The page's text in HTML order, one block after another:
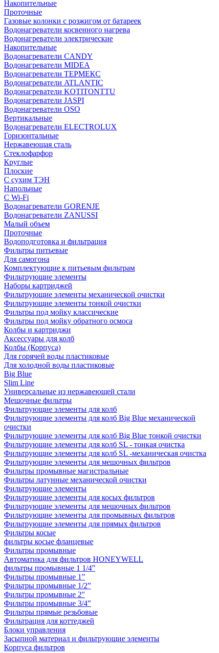
Накопительные
Проточные
Газовые колонки с розжигом от батареек
Водонагреватели косвенного нагрева
Водонагреватели электрические
Накопительные
Водонагреватели CANDY
Водонагреватели MIDEA
Водонагреватели ТЕРМЕКС
Водонагреватели ATLANTIC
Водонагреватели KOTITONTTU
Водонагреватели JASPI
Водонагреватели OSO
Вертикальные
Водонагреватели ELECTROLUX
Горизонтальные
Нержавеющая сталь
Стеклофарфор
Круглые
Плоские
С сухим ТЭН
Напольные
С Wi-Fi
Водонагреватели GORENJE
Водонагреватели ZANUSSI
Малый объем
Проточные
Водоподготовка и фильтрация
Фильтры питьевые
Для самогона
Комплектующие к питьевым фильтрам
Фильтрующие элементы
Наборы картриджей
Фильтрующие элементы механической очистки
Фильтрующие элементы тонкой очистки
Фильтры под мойку классические
Фильтры под мойку обратного осмоса
Колбы и картриджи
Аксессуары для колб
Колбы (Корпуса)
Для горячей воды пластиковые
Для холодной воды пластиковые
Big Blue
Slim Line
Универсальные из нержавеющей стали
Мешочные фильтры
Фильтрующие элементы для колб
Фильтрующие элементы для колб Big Blue механической
очистки
Фильтрующие элементы для колб Big Blue тонкой очистки
Фильтрующие элементы для колб SL - тонкая очистка
Фильтрующие элементы для колб SL -механическая очистка
Фильтрующие элементы для мешочных фильтров
Фильтры промывные магистральные
Фильтры латунные механической очистки
Фильтрующие элементы
Фильтрующие элементы для косых фильтров
Фильтрующие элементы для мешочных фильтров
Фильтрующие элементы для промывных фильтров
Фильтрующие элементы для прямых фильтров
Фильтры косые
фильтры косые фланцевые
Фильтры промывные
Автоматика для фильтров HONEYWELL
фильтры промывные 1 1/4”
Фильтры промывные 1”
Фильтры промывные 1/2”
Фильтры промывные 2"
Фильтры промывные 3/4”
Фильтры прямые резьбовые
Фильтрация для коттеджей
Блоки управления
Засыпной материал и фильтрующие элементы
Корпуса фильтров